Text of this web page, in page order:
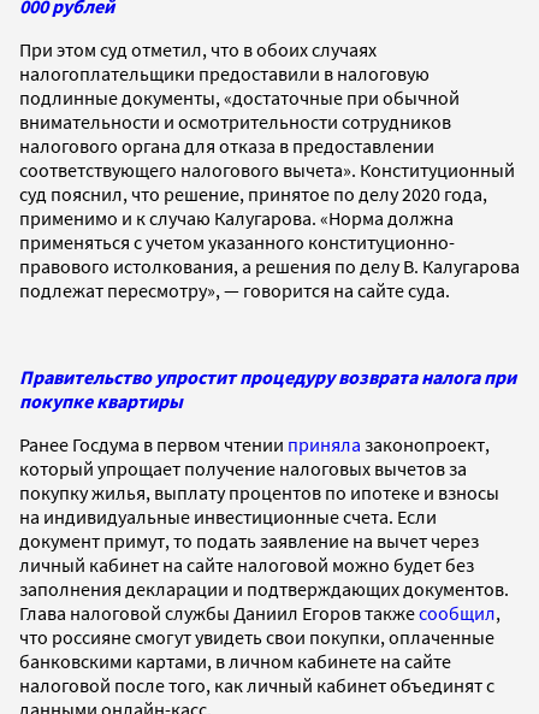
000 рублей
При этом суд отметил, что в обоих случаях
налогоплательщики предоставили в налоговую
подлинные документы, «достаточные при обычной
внимательности и осмотрительности сотрудников
налогового органа для отказа в предоставлении
соответствующего налогового вычета». Конституционный
суд пояснил, что решение, принятое по делу 2020 года,
применимо и к случаю Калугарова. «Норма должна
применяться с учетом указанного конституционно-
правового истолкования, а решения по делу В. Калугарова
подлежат пересмотру», — говорится на сайте суда.
Правительство упростит процедуру возврата налога при
покупке квартиры
Ранее Госдума в первом чтении приняла законопроект,
который упрощает получение налоговых вычетов за
покупку жилья, выплату процентов по ипотеке и взносы
на индивидуальные инвестиционные счета. Если
документ примут, то подать заявление на вычет через
личный кабинет на сайте налоговой можно будет без
заполнения декларации и подтверждающих документов.
Глава налоговой службы Даниил Егоров такжесообщил,
что россияне смогут увидеть свои покупки, оплаченные
банковскими картами, в личном кабинете на сайте
налоговой после того, как личный кабинет объединят с
данными онлайн-касс.